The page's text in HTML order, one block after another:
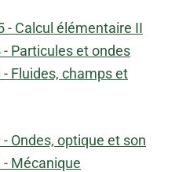
- Calcul élémentaire II
- Particules et ondes
- Fluides, champs et
- Ondes, optique et son
- Mécanique